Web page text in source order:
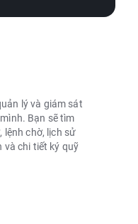
lý và giám sát
Bạn sẽ tìm
lệnh chờ, lịch sử
và chi tiết ký quỹ